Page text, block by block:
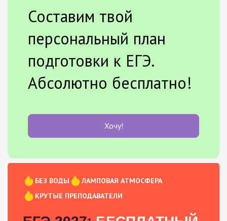
Составим твой
персональный план
подготовки к ЕГЭ.
Абсолютно бесплатно!
Хочу!
БЕЗ ВОДЫ
ЛАМПОВАЯ АТМОСФЕРА
КРУТЫЕ ПРЕПОДАВАТЕЛИ